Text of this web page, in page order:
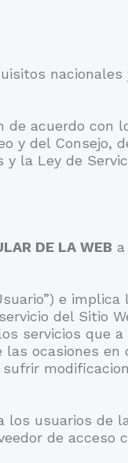
nacionales
de acuerdo con
y del Consejo,
y la Ley de
DE LA WEB
e implica
del Sitio
servicios que
ocasiones en
los usuarios de
de acceso